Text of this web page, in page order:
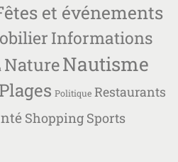
et événements
Informations
NatureNautisme
Plages Politique Restaurants
Shopping Sports